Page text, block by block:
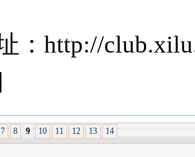
：http://
7 8 9 10 11 12 13 14